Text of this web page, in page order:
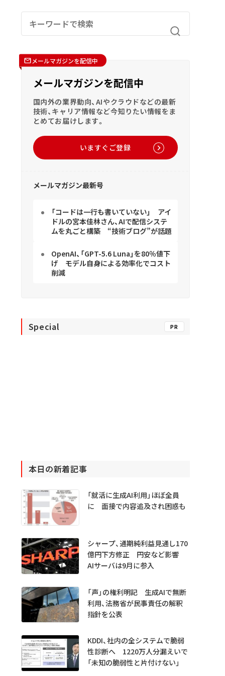
メールマガジンを配信中
メールマガジンを配信中
国内外の業界動向、AIやクラウドなどの最新
技術、キャリア情報など今知りたい情報をま
とめてお届けします。
いますぐご登録
メールマガジン最新号
「コードは一行も書いていない」 アイ
ドルの宮本佳林さん、AIで配信システ
ムを丸ごと構築 “技術ブログ”が話題
OpenAI、「GPT-5.6 Luna」を80％値下
げ モデル自身による効率化でコスト
削減
Special PR
本日の新着記事
「就活に生成AI利用」ほぼ全員
に 面接で内容追及され困惑も
シャープ、通期純利益見通し170
億円下方修正 円安など影響
AIサーバは9月に参入
「声」の権利明記 生成AIで無断
利用、法務省が民事責任の解釈
指針を公表
KDDI、社内の全システムで脆弱
性診断へ 1220万人分漏えいで
「未知の脆弱性と片付けない」